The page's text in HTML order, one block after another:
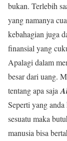
bukan. Terlebih
yang namanya
kebahagian juga
finansial yang
Apalagi dalam
besar dari uang.
tentang apa saja
Seperti yang
sesuatu maka
manusia bisa